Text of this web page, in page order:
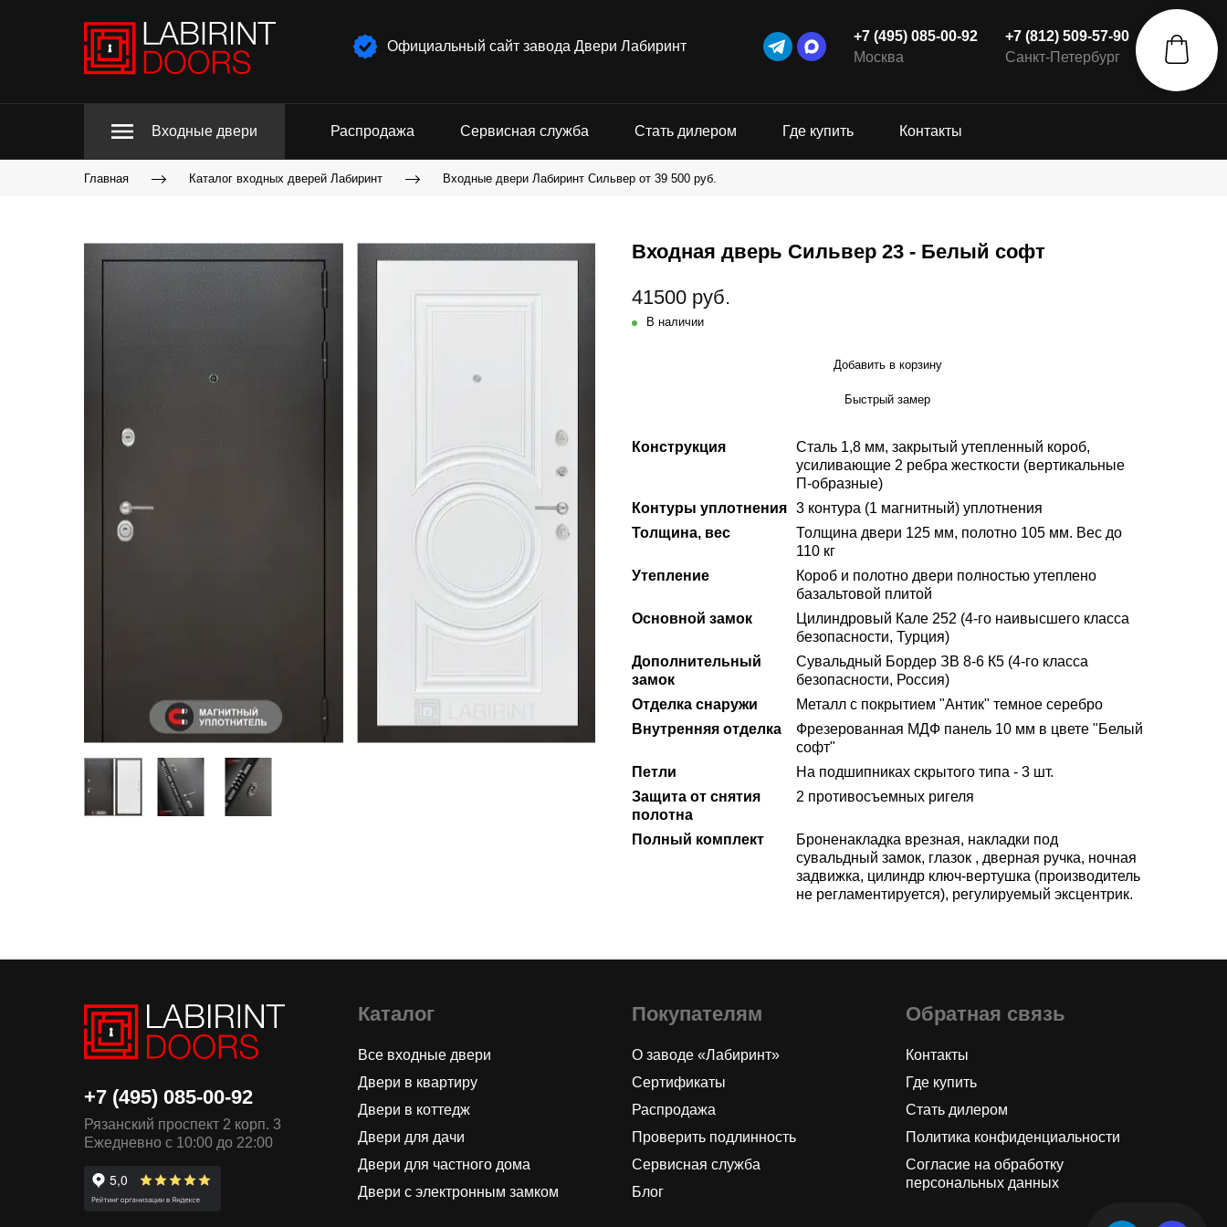
Официальный сайт завода Двери Лабиринт
+7 (495) 085-00-92
Москва
+7 (812) 509-57-90
Санкт-Петербург
Входные двери Распродажа Сервисная служба Стать дилером Где купить Контакты
Главная Каталог входных дверей Лабиринт Входные двери Лабиринт Сильвер от 39 500 руб.
Входная дверь Сильвер 23 - Белый софт
41500 руб.
В наличии
Добавить в корзину
Быстрый замер
Конструкция
Сталь 1,8 мм, закрытый утепленный короб,
усиливающие 2 ребра жесткости (вертикальные
П-образные)
Контуры уплотнения 3 контура (1 магнитный) уплотнения
Толщина, вес
Толщина двери 125 мм, полотно 105 мм. Вес до
110 кг
Утепление
Короб и полотно двери полностью утеплено
базальтовой плитой
Основной замок
Цилиндровый Кале 252 (4-го наивысшего класса
безопасности, Турция)
Дополнительный
замок
Сувальдный Бордер ЗВ 8-6 К5 (4-го класса
безопасности, Россия)
Отделка снаружи
Металл с покрытием "Антик" темное серебро
Внутренняя отделка
Фрезерованная МДФ панель 10 мм в цвете "Белый
софт"
Петли
На подшипниках скрытого типа - 3 шт.
Защита от снятия
полотна
2 противосъемных ригеля
Полный комплект
Броненакладка врезная, накладки под
сувальдный замок, глазок , дверная ручка, ночная
задвижка, цилиндр ключ-вертушка (производитель
не регламентируется), регулируемый эксцентрик.
+7 (495) 085-00-92
Рязанский проспект 2 корп. 3
Ежедневно с 10:00 до 22:00
Каталог
Все входные двери
Двери в квартиру
Двери в коттедж
Двери для дачи
Двери для частного дома
Двери с электронным замком
Покупателям
О заводе «Лабиринт»
Сертификаты
Распродажа
Проверить подлинность
Сервисная служба
Блог
Обратная связь
Контакты
Где купить
Стать дилером
Политика конфиденциальности
Согласие на обработку
персональных данных